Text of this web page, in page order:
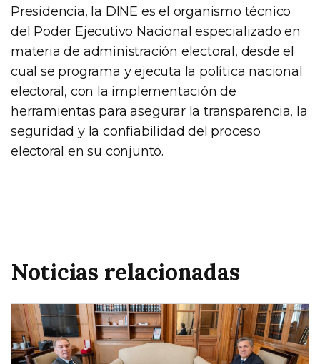
Presidencia, la DINE es el organismo técnico
del Poder Ejecutivo Nacional especializado en
materia de administración electoral, desde el
cual se programa y ejecuta la política nacional
electoral, con la implementación de
herramientas para asegurar la transparencia, la
seguridad y la confiabilidad del proceso
electoral en su conjunto.
Noticias relacionadas